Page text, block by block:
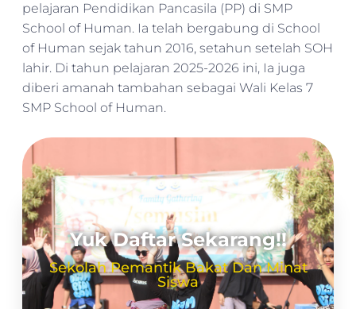
pelajaran Pendidikan Pancasila (PP) di SMP
School of Human. Ia telah bergabung di School
of Human sejak tahun 2016, setahun setelah SOH
lahir. Di tahun pelajaran 2025-2026 ini, Ia juga
diberi amanah tambahan sebagai Wali Kelas 7
SMP School of Human.
Yuk Daftar Sekarang!!
Sekolah Pemantik Bakat Dan Minat
Siswa